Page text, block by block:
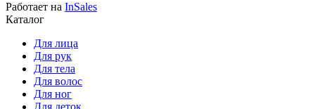
Работает на InSales
Каталог
Для лица
Для рук
Для тела
Для волос
Для ног
Для деток